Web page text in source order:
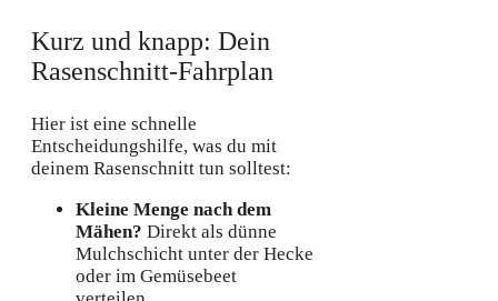
Kurz und knapp: Dein
Rasenschnitt-Fahrplan
Hier ist eine schnelle
Entscheidungshilfe, was du mit
deinem Rasenschnitt tun solltest:
Kleine Menge nach dem
Mähen? Direkt als dünne
Mulchschicht unter der Hecke
oder im Gemüsebeet